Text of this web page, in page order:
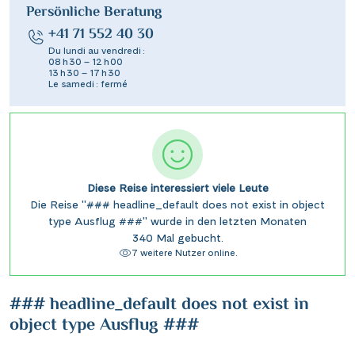
### headline_default does not exist in
object type Ausflug ###
Persönliche Beratung
+41 71 552 40 30
Du lundi au vendredi :
08 h 30 – 12 h 00
13 h 30 – 17 h 30
Le samedi : fermé
Diese Reise interessiert viele Leute
Die Reise "### headline_default does not exist in object
type Ausflug ###" wurde in den letzten Monaten
340 Mal gebucht.
7 weitere Nutzer online.